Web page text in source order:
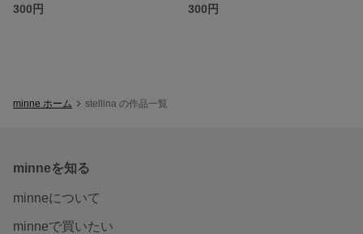
300円
300円
minne ホーム stellina の作品一覧
minneを知る
minneについて
minneで買いたい